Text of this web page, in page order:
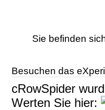
Sie befinden
Besuchen das
cRowSpider
Werten Sie hier: